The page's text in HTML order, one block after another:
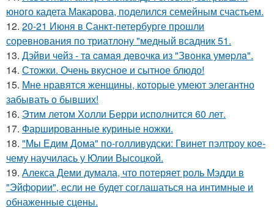
юного кадета Макарова, поделился семейным счастьем.
12. 20-21 Июня в Санкт-петербурге прошли
соревнования по триатлону "медный всадник 51.
13. Дэйви чeйз - тa caмaя дeвoчкa из "Звoнкa умepлa".
14. Стожки. Очень вкусное и сытное блюдо!
15. Мне нравятся женщины, которые умеют элегантно
забывать о бывших!
16. Этим летом Холли Берри исполнится 60 лет.
17. Фаршированные куриные ножки.
18. "Мы Едим Дома" по-голливудски: Гвинет пэлтроу кое-
чему научилась у Юлии Высоцкой.
19. Алекса Деми думала, что потеряет роль Мэдди в
"Эйфории", если не будет соглашаться на интимные и
обнаженные сцены.